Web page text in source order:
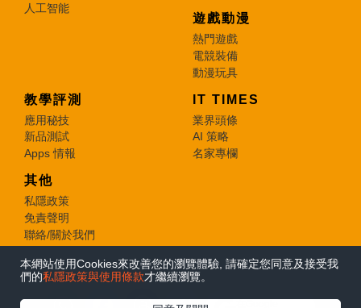
本網站使用Cookies來改善您的瀏覽體驗, 請確定您同意及接受我
們的私隱政策與使用條款才繼續瀏覽。
人工智能
遊戲動漫
熱門遊戲
電競裝備
動漫玩具
教學評測
應用秘技
新品測試
Apps 情報
IT TIMES
業界頭條
AI 策略
名家專欄
其他
私隱政策
免責聲明
聯絡/關於我們
© 2026 e-zone. All Rights Reserved.